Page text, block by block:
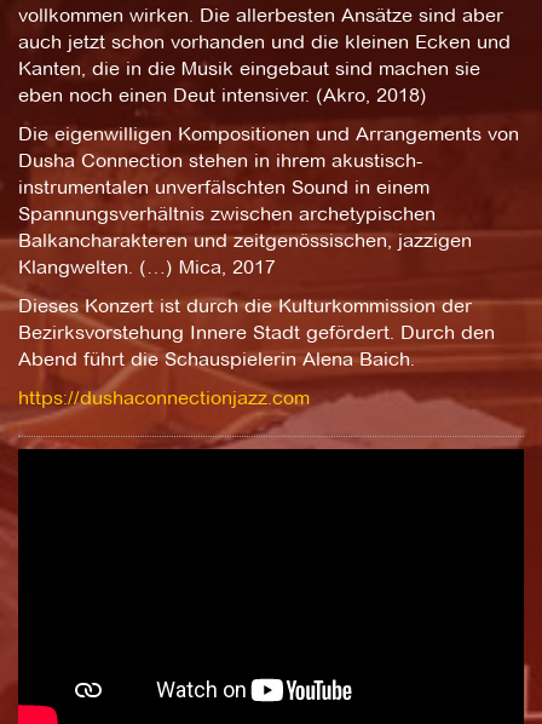
vollkommen wirken. Die allerbesten Ansätze sind aber
auch jetzt schon vorhanden und die kleinen Ecken und
Kanten, die in die Musik eingebaut sind machen sie
eben noch einen Deut intensiver. (Akro, 2018)
Die eigenwilligen Kompositionen und Arrangements von
Dusha Connection stehen in ihrem akustisch-
instrumentalen unverfälschten Sound in einem
Spannungsverhältnis zwischen archetypischen
Balkancharakteren und zeitgenössischen, jazzigen
Klangwelten. (…) Mica, 2017
Dieses Konzert ist durch die Kulturkommission der
Bezirksvorstehung Innere Stadt gefördert. Durch den
Abend führt die Schauspielerin Alena Baich.
https://dushaconnectionjazz.com